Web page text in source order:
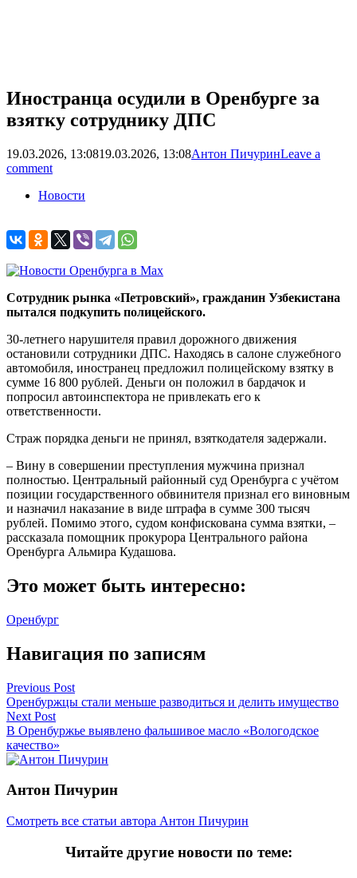
Иностранца осудили в Оренбурге за
взятку сотруднику ДПС
19.03.2026, 13:0819.03.2026, 13:08Антон ПичуринLeave a
comment
Новости
Сотрудник рынка «Петровский», гражданин Узбекистана
пытался подкупить полицейского.
30-летнего нарушителя правил дорожного движения
остановили сотрудники ДПС. Находясь в салоне служебного
автомобиля, иностранец предложил полицейскому взятку в
сумме 16 800 рублей. Деньги он положил в бардачок и
попросил автоинспектора не привлекать его к
ответственности.
Страж порядка деньги не принял, взяткодателя задержали.
– Вину в совершении преступления мужчина признал
полностью. Центральный районный суд Оренбурга с учётом
позиции государственного обвинителя признал его виновным
и назначил наказание в виде штрафа в сумме 300 тысяч
рублей. Помимо этого, судом конфискована сумма взятки, –
рассказала помощник прокурора Центрального района
Оренбурга Альмира Кудашова.
Это может быть интересно:
Оренбург
Навигация по записям
Previous Post
Оренбуржцы стали меньше разводиться и делить имущество
Next Post
В Оренбуржье выявлено фальшивое масло «Вологодское
качество»
Антон Пичурин
Смотреть все статьи автора Антон Пичурин
Читайте другие новости по теме: